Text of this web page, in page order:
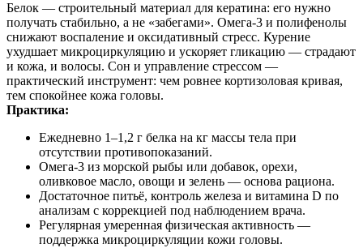
Белок — строительный материал для кератина: его нужно
получать стабильно, а не «забегами». Омега‑3 и полифенолы
снижают воспаление и оксидативный стресс. Курение
ухудшает микроциркуляцию и ускоряет гликацию — страдают
и кожа, и волосы. Сон и управление стрессом —
практический инструмент: чем ровнее кортизоловая кривая,
тем спокойнее кожа головы.
Практика:
Ежедневно 1–1,2 г белка на кг массы тела при
отсутствии противопоказаний.
Омега‑3 из морской рыбы или добавок, орехи,
оливковое масло, овощи и зелень — основа рациона.
Достаточное питьё, контроль железа и витамина D по
анализам с коррекцией под наблюдением врача.
Регулярная умеренная физическая активность —
поддержка микроциркуляции кожи головы.